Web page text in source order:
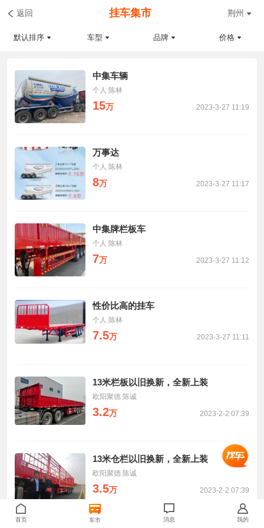
返回 挂车集市 荆州
默认排序 车型 品牌 价格
中集车辆
个人 陈林
15万 2023-3-27 11:19
万事达
个人 陈林
8万 2023-3-27 11:17
中集牌栏板车
个人 陈林
7万 2023-3-27 11:12
性价比高的挂车
个人 陈林
7.5万 2023-3-27 11:11
13米栏板以旧换新，全新上装
欧阳聚德 陈诚
3.2万 2023-2-2 07:39
13米仓栏以旧换新，全新上装
欧阳聚德 陈诚
3.5万 2023-2-2 07:39
首页 车市 消息 我的